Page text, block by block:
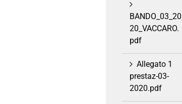
BANDO_03_20
20_VACCARO.
pdf
Allegato 1
prestaz-03-
2020.pdf